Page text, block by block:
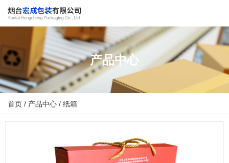
产品中心
首页 / 产品中心 / 纸箱